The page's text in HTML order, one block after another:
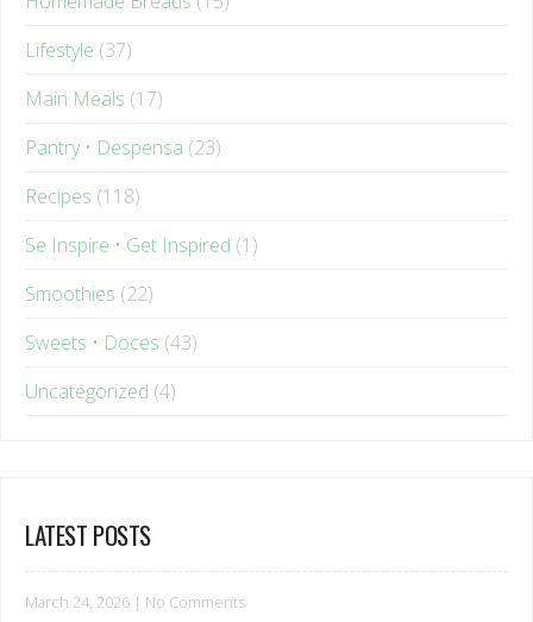
Lifestyle(37)
Main Meals (17)
Pantry • Despensa
Recipes
(118)
Se Inspire • Get Inspired
Smoothies
(22)
Sweets • Doces
Uncategorized(4)
O que muda no corpo da mulher após os 35?